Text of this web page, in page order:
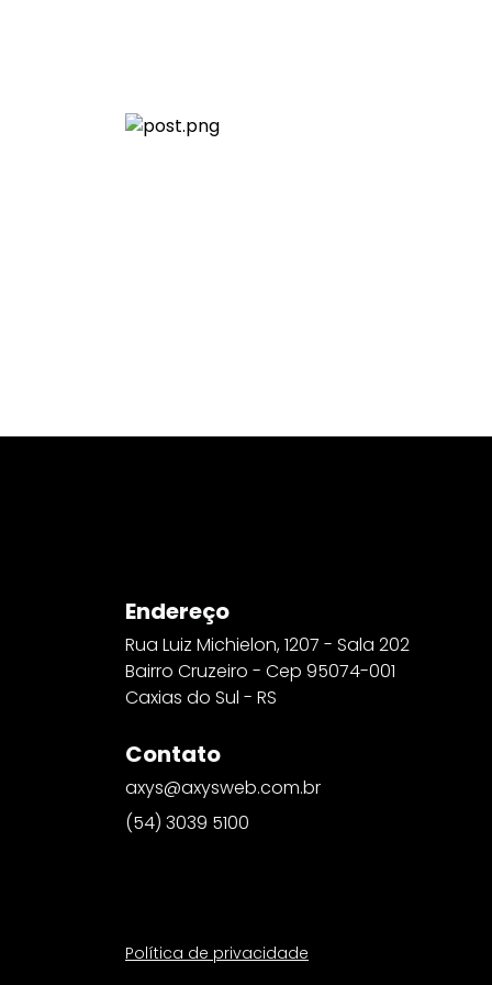
Endereço
Rua Luiz Michielon, 1207 - Sala 202
Bairro Cruzeiro - Cep 95074-001
Caxias do Sul - RS
Contato
axys@axysweb.com.br
(54) 3039 5100
Política de privacidade